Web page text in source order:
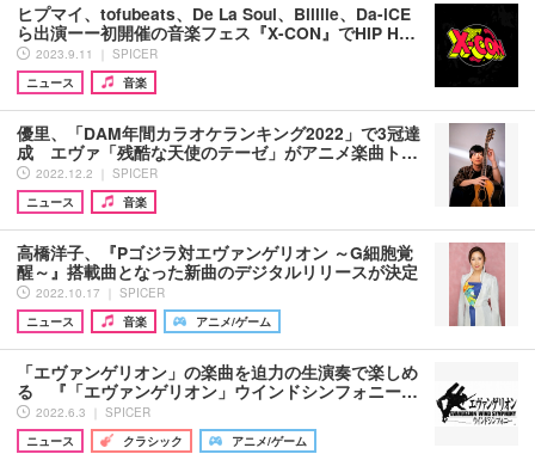
ヒプマイ、tofubeats、De La Soul、Billlie、Da-iCE
ら出演ーー初開催の音楽フェス『X-CON』でHIP H…
2023.9.11 ｜ SPICER
ニュース
音楽
優里、「DAM年間カラオケランキング2022」で3冠達
成 エヴァ「残酷な天使のテーゼ」がアニメ楽曲ト…
2022.12.2 ｜ SPICER
ニュース
音楽
高橋洋子、『Pゴジラ対エヴァンゲリオン ～G細胞覚
醒～』搭載曲となった新曲のデジタルリリースが決定
2022.10.17 ｜ SPICER
ニュース
音楽 アニメ/ゲーム
「エヴァンゲリオン」の楽曲を迫力の生演奏で楽しめ
る 『「エヴァンゲリオン」ウインドシンフォニー…
2022.6.3 ｜ SPICER
ニュース
クラシック アニメ/ゲーム